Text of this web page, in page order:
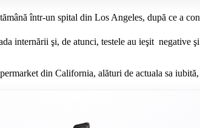
într-un spital din Los Angeles, după ce a
internării şi, de atunci, testele au ieşit negative
din California, alături de actuala sa